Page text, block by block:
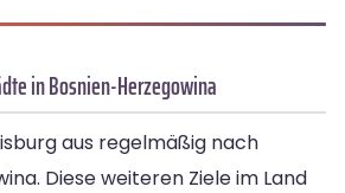
in Bosnien-Herzegowina
aus regelmäßig nach
Diese weiteren Ziele im Land